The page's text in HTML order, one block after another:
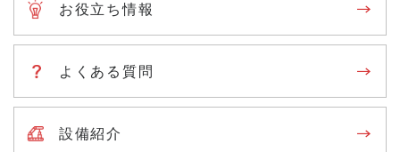
お役立ち情報
よくある質問
設備紹介